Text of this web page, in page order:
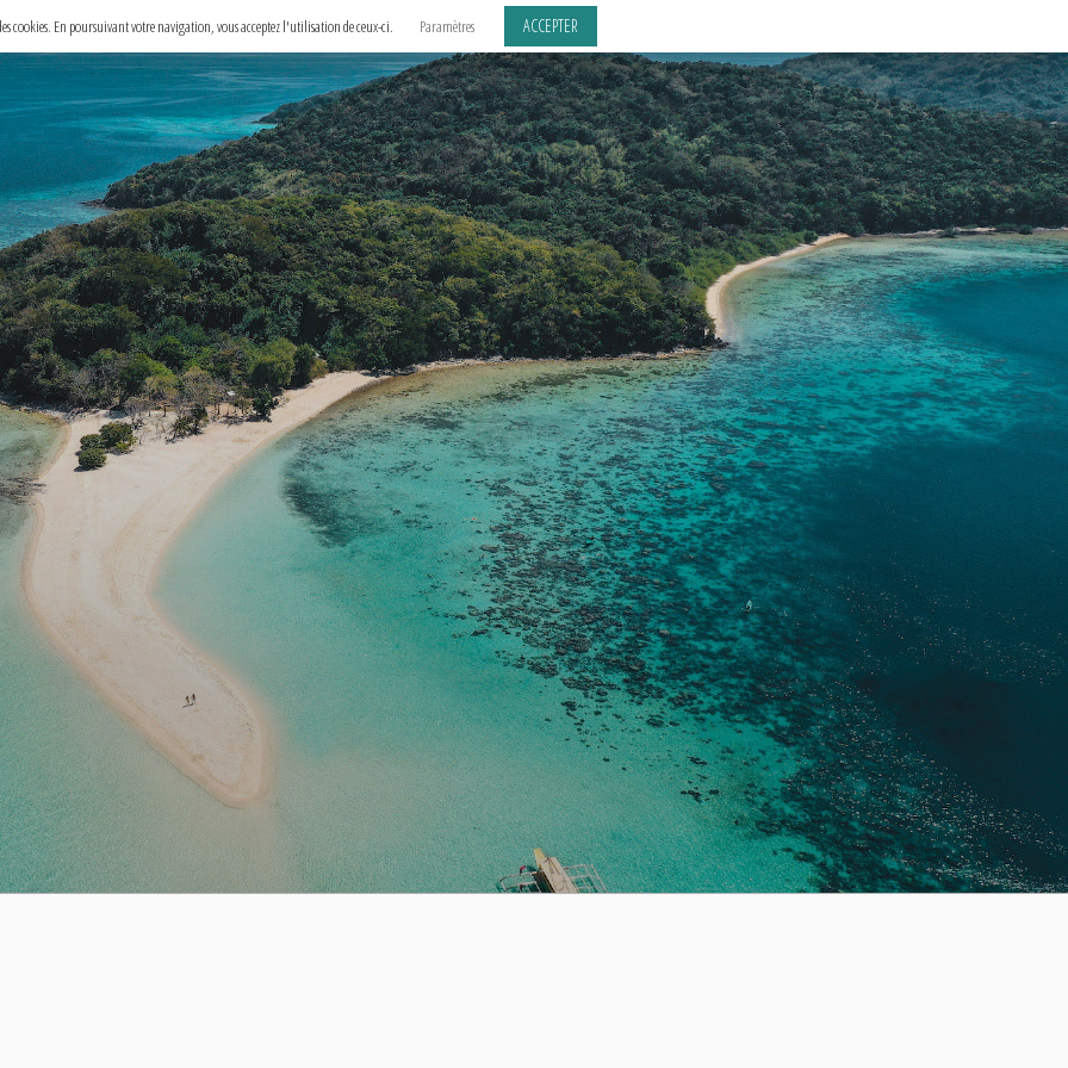
cookies. En poursuivant votre navigation, vous acceptez l'utilisation de ceux-ci. Paramètres ACCEPTER